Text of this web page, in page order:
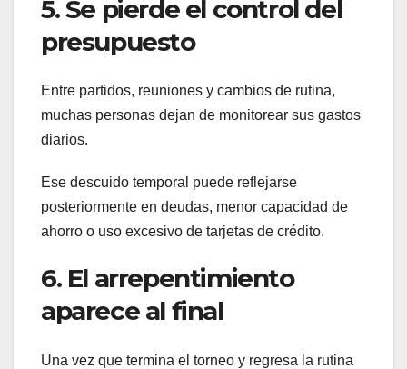
5. Se pierde el control del
presupuesto
Entre partidos, reuniones y cambios de rutina,
muchas personas dejan de monitorear sus gastos
diarios.
Ese descuido temporal puede reflejarse
posteriormente en deudas, menor capacidad de
ahorro o uso excesivo de tarjetas de crédito.
6. El arrepentimiento
aparece al final
Una vez que termina el torneo y regresa la rutina